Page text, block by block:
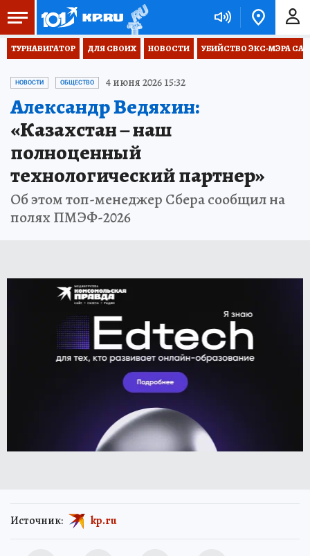
ТУРНАВИГАТОР ДЛЯ СВОИХ НОВОСТИ УБИЙСТВО ЭКС-МЭРА
НОВОСТИ ОБЩЕСТВО 4 июня 2026 15:32
Александр Ведяхин:
«Казахстан – наш
полноценный
технологический партнер»
Об этом топ-менеджер Сбера сообщил на
полях ПМЭФ-2026
Источник: kp.ru